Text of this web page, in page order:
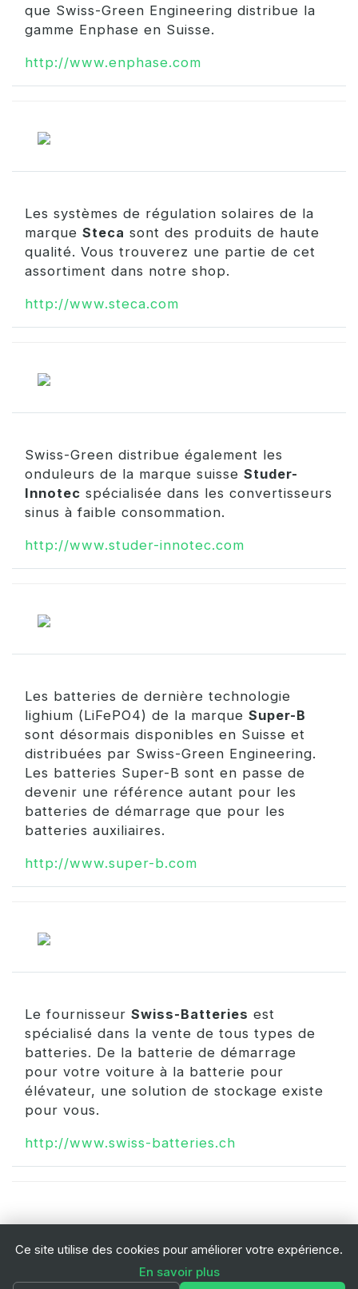
que Swiss-Green Engineering distribue la
gamme Enphase en Suisse.
http://www.enphase.com
Les systèmes de régulation solaires de la
marque Steca sont des produits de haute
qualité. Vous trouverez une partie de cet
assortiment dans notre shop.
http://www.steca.com
Swiss-Green distribue également les
onduleurs de la marque suisse Studer-
Innotec spécialisée dans les convertisseurs
sinus à faible consommation.
http://www.studer-innotec.com
Les batteries de dernière technologie
lighium (LiFePO4) de la marque Super-B
sont désormais disponibles en Suisse et
distribuées par Swiss-Green Engineering.
Les batteries Super-B sont en passe de
devenir une référence autant pour les
batteries de démarrage que pour les
batteries auxiliaires.
http://www.super-b.com
Le fournisseur Swiss-Batteries est
spécialisé dans la vente de tous types de
batteries. De la batterie de démarrage
pour votre voiture à la batterie pour
élévateur, une solution de stockage existe
pour vous.
http://www.swiss-batteries.ch
Ce site utilise des cookies pour améliorer votre expérience.
En savoir plus